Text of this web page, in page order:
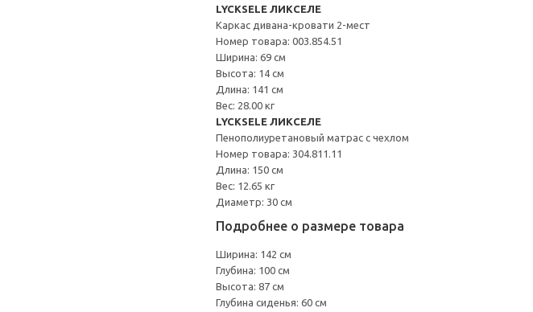
LYCKSELE ЛИКСЕЛЕ
Каркас дивана-кровати 2-мест
Номер товара: 003.854.51
Ширина: 69 см
Высота: 14 см
Длина: 141 см
Вес: 28.00 кг
LYCKSELE ЛИКСЕЛЕ
Пенополиуретановый матрас с чехлом
Номер товара: 304.811.11
Длина: 150 см
Вес: 12.65 кг
Диаметр: 30 см
Подробнее о размере товара
Ширина: 142 см
Глубина: 100 см
Высота: 87 см
Глубина сиденья: 60 см